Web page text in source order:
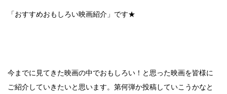
「おすすめおもしろい映画紹介」です★
今までに見てきた映画の中でおもしろい！と思った映画を皆様に
ご紹介していきたいと思います。第何弾か投稿していこうかなと